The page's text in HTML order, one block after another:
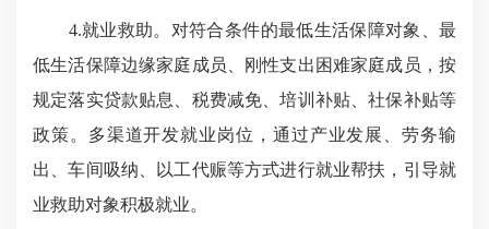
4.就业救助。对符合条件的最低生活保障对象、最
低生活保障边缘家庭成员、刚性支出困难家庭成员，按
规定落实贷款贴息、税费减免、培训补贴、社保补贴等
政策。多渠道开发就业岗位，通过产业发展、劳务输
出、车间吸纳、以工代赈等方式进行就业帮扶，引导就
业救助对象积极就业。